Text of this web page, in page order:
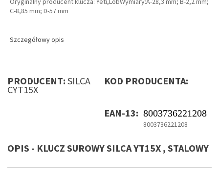
C-8,85 mm; D-57 mm
Szczegółowy opis
PRODUCENT: SILCA KOD PRODUCENTA:
CYT15X
EAN-13: 8003736221208
8003736221208
OPIS - KLUCZ SUROWY SILCA YT15X , STALOWY